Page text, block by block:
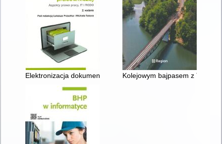
Elektronizacja dokumentacji pracowniczej : aspekty prawa
Kolejowym bajpasem z